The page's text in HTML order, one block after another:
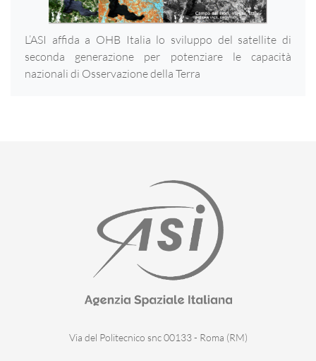
L’ASI affida a OHB Italia lo sviluppo del satellite di
seconda generazione per potenziare le capacità
nazionali di Osservazione della Terra
Via del Politecnico snc 00133 - Roma (RM)